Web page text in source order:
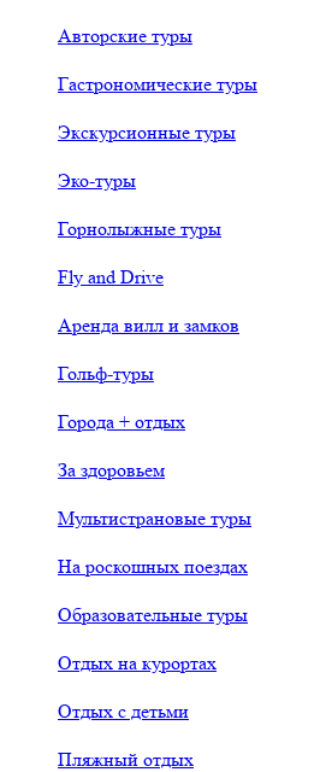
Авторские туры
Гастрономические туры
Экскурсионные туры
Эко-туры
Горнолыжные туры
Fly and Drive
Аренда вилл и замков
Гольф-туры
Города + отдых
За здоровьем
Мультистрановые туры
На роскошных поездах
Образовательные туры
Отдых на курортах
Отдых с детьми
Пляжный отдых